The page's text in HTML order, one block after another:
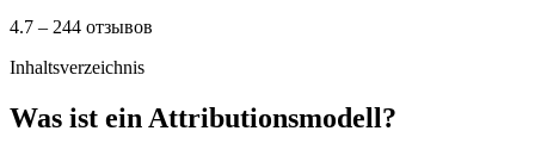
4.7 – 244 отзывов
Inhaltsverzeichnis
Was ist ein Attributionsmodell?